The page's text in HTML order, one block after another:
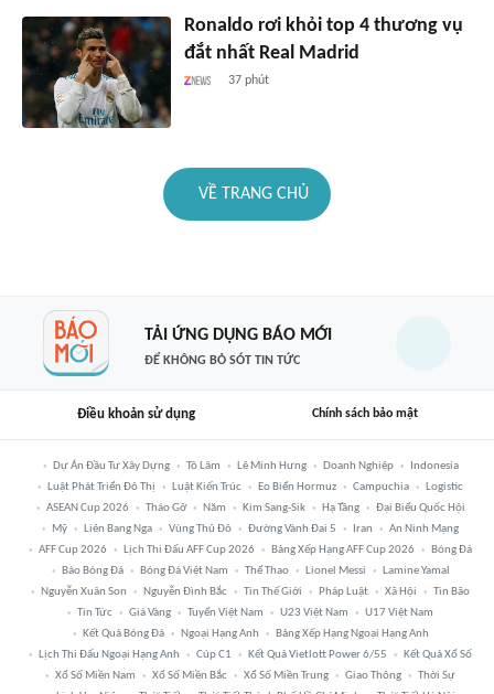
Ronaldo rơi khỏi top 4 thương vụ
đắt nhất Real Madrid
37 phút
VỀ TRANG CHỦ
TẢI ỨNG DỤNG BÁO MỚI
ĐỂ KHÔNG BỎ SÓT TIN TỨC
Điều khoản sử dụng Chính sách bảo mật
Dự Án Đầu Tư Xây Dựng Tô Lâm Lê Minh Hưng Doanh Nghiệp
Indonesia
Luật Phát Triển Đô Thị
Luật Kiến Trúc Eo Biển Hormuz Campuchia
Logistic
ASEAN Cup 2026
Tháo Gỡ Năm Kim Sang-Sik Hạ Tầng
Đại Biểu Quốc Hội
Mỹ
Liên Bang Nga Vùng Thủ Đô Đường Vành Đai 5 Iran
An Ninh Mạng
AFF Cup 2026
Lịch Thi Đấu AFF Cup 2026 Bảng Xếp Hạng AFF Cup 2026
Bóng Đá
Báo Bóng Đá
Bóng Đá Việt Nam Thể Thao Lionel Messi
Lamine Yamal
Nguyễn Xuân Son
Nguyễn Đình Bắc Tin Thế Giới Pháp Luật Xã Hội
Tin Bão
Tin Tức
Giá Vàng Tuyển Việt Nam U23 Việt Nam
U17 Việt Nam
Kết Quả Bóng Đá
Ngoại Hạng Anh
Bảng Xếp Hạng Ngoại Hạng Anh
Lịch Thi Đấu Ngoại Hạng Anh
Cúp C1 Kết Quả Vietlott Power 6/55
Kết Quả Xổ Số
Xổ Số Miền Nam
Xổ Số Miền Bắc Xổ Số Miền Trung Giao Thông
Thời Sự